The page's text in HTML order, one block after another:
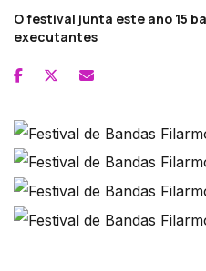
O festival junta este ano 15
executantes